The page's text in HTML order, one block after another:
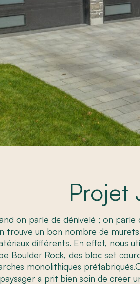
Projet
on parle de dénivelé ; on
trouve un bon nombre de
différents. En effet, nous
Boulder Rock, des bloc set
monolithiques
paysager a prit bien soin de créer